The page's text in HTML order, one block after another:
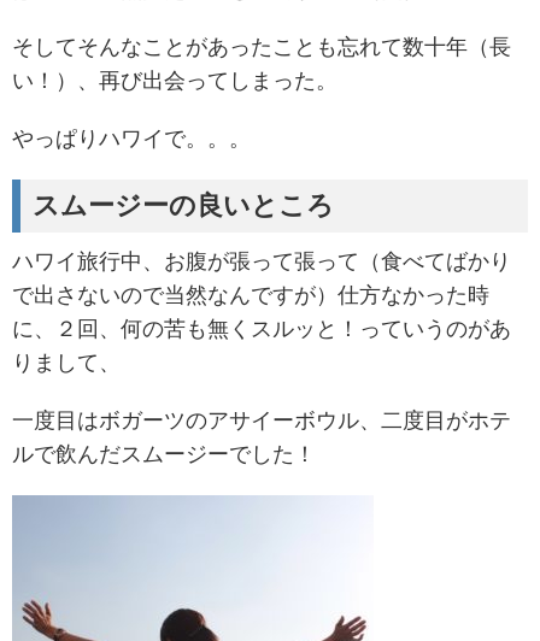
そしてそんなことがあったことも忘れて数十年（長
い！）、再び出会ってしまった。
やっぱりハワイで。。。
スムージーの良いところ
ハワイ旅行中、お腹が張って張って（食べてばかり
で出さないので当然なんですが）仕方なかった時
に、２回、何の苦も無くスルッと！っていうのがあ
りまして、
一度目はボガーツのアサイーボウル、二度目がホテ
ルで飲んだスムージーでした！